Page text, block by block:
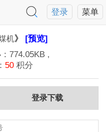
菜单
登录
机》 [预览]
774.05KB ,
50 积分
登录下载